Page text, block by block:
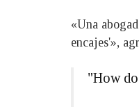
«Una
encajes'»,
"How